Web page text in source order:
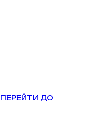
ПЕРЕЙТИ ДО